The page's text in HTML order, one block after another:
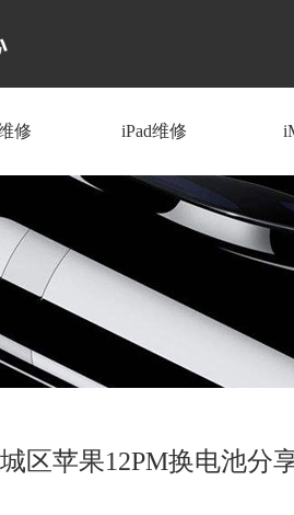
修 iPad维修
区苹果12PM换电池分